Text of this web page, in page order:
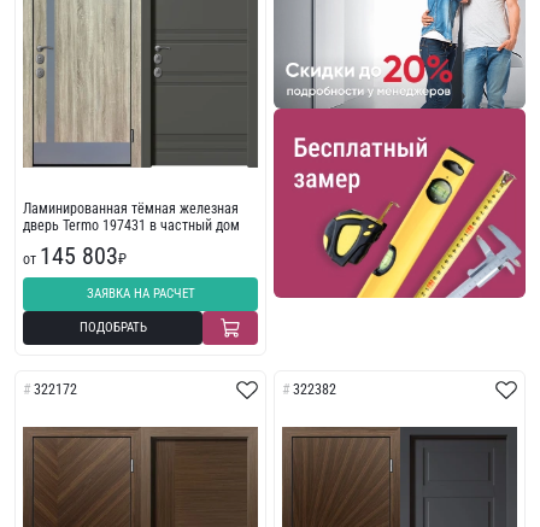
Ламинированная тёмная железная
дверь Termo 197431 в частный дом
от 145 803₽
ЗАЯВКА НА РАСЧЕТ
ПОДОБРАТЬ
322172 322382